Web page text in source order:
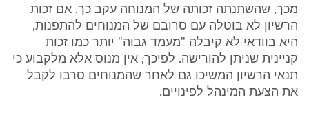
מכך, שהשתנתה זכותה של המנוחה עקב כך. אם זכות
הרשיון לא בוטלה עם סרובם של המנוחים להתפנות,
היא בוודאי לא קיבלה "מעמד גבוה" יותר כמו זכות
קניינית שניתן להורישה. לפיכך, אין מנוס אלא מלקבוע כי
תנאי הרשיון המשיכו גם לאחר שהמנוחים סרבו לקבל
את הצעת המינהל לפינויים.